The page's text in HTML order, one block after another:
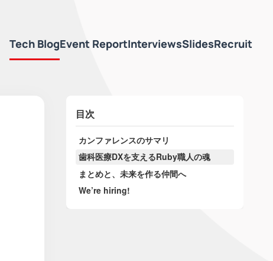
Tech BlogEvent ReportInterviewsSlidesRecruit
目次
カンファレンスのサマリ
歯科医療DXを支えるRuby職人の魂
まとめと、未来を作る仲間へ
We’re hiring!